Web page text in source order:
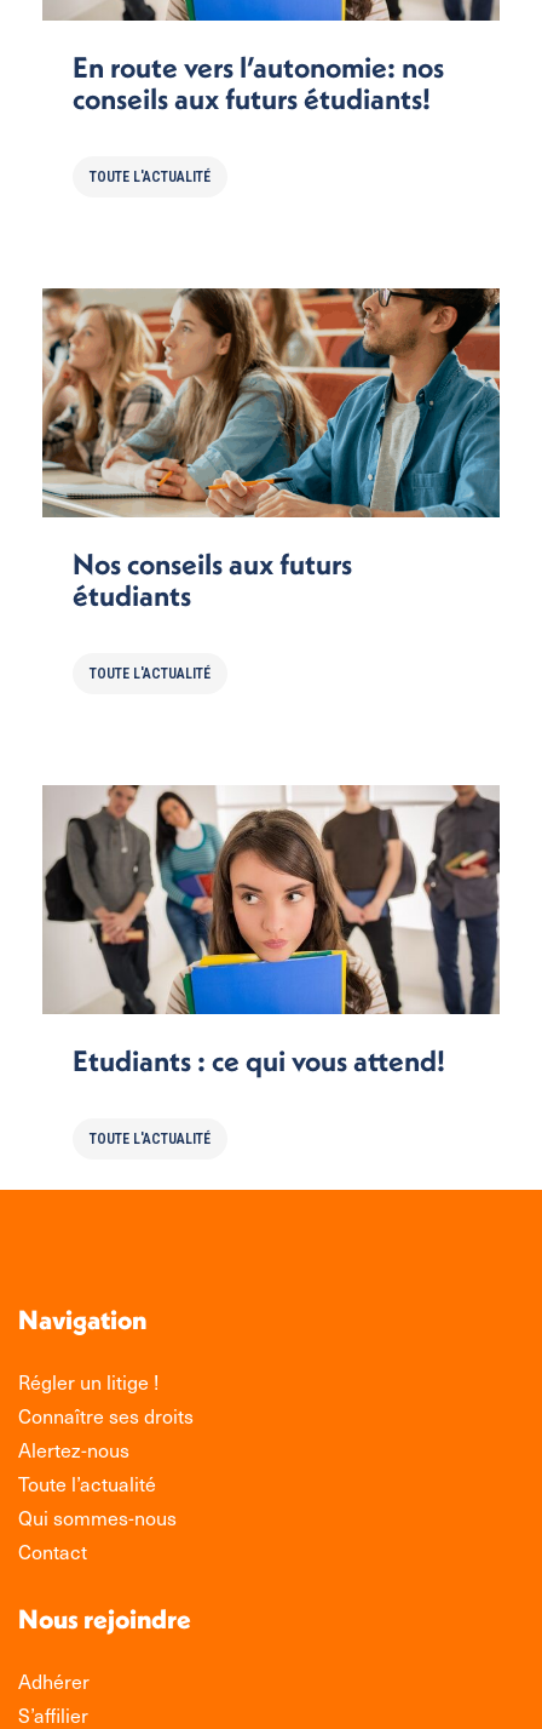
En route vers l’autonomie: nos
conseils aux futurs étudiants!
TOUTE L'ACTUALITÉ
Nos conseils aux futurs
étudiants
TOUTE L'ACTUALITÉ
Etudiants : ce qui vous attend!
TOUTE L'ACTUALITÉ
Navigation
Régler un litige !
Connaître ses droits
Alertez-nous
Toute l’actualité
Qui sommes-nous
Contact
Nous rejoindre
Adhérer
S’affilier